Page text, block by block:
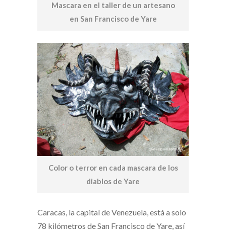
Mascara en el taller de un artesano
en San Francisco de Yare
Color o terror en cada mascara de los
diablos de Yare
Caracas, la capital de Venezuela, está a solo
78 kilómetros de San Francisco de Yare, así